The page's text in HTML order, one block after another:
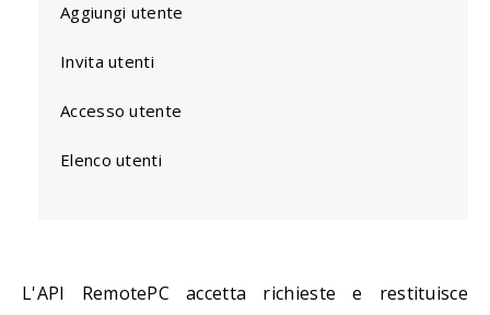
Aggiungi utente
Invita utenti
Accesso utente
Elenco utenti
L'API RemotePC accetta richieste e restituisce